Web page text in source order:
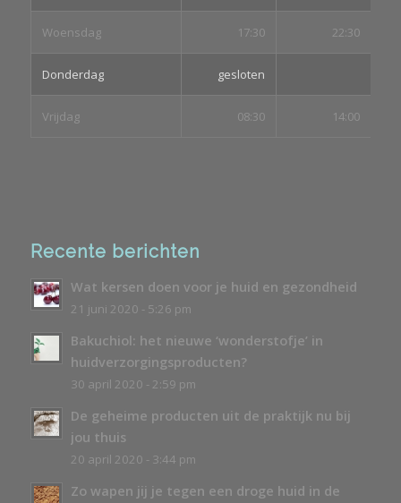
Woensdag 17:30 22:30
Donderdag gesloten
Vrijdag 08:30 14:00
Recente berichten
Wat kersen doen voor je huid en gezondheid
21 juni 2020 - 5:26 pm
Bakuchiol: het nieuwe ‘wonderstofje’ in
huidverzorgingsproducten?
30 april 2020 - 2:59 pm
De geheime producten uit de praktijk nu bij
jou thuis
20 april 2020 - 3:44 pm
Zo wapen jij je tegen een droge huid in de